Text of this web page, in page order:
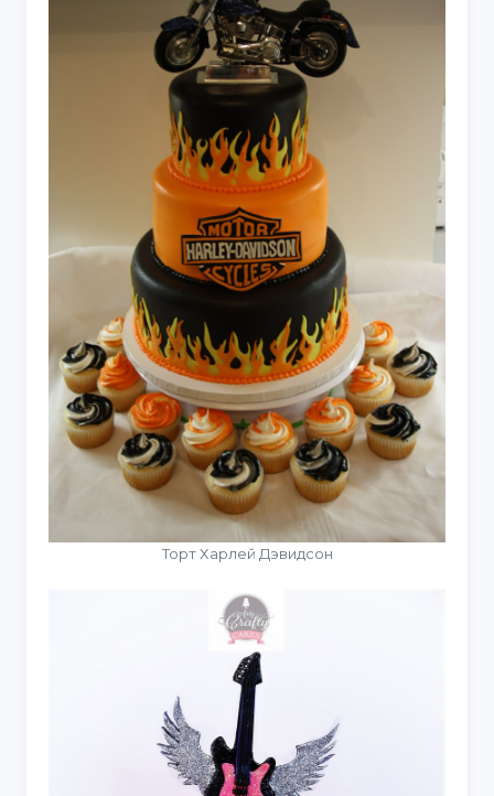
Торт Харлей Дэвидсон